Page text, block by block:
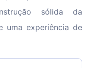
sólida da
uma experiência de